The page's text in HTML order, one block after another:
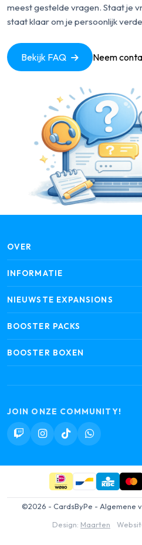
meest gestelde vragen. Staat je
staat klaar om je persoonlijk
Bekijk FAQ Neem
OVER
INFORMATIE
NIEUWSTE EXPANSIONS
BOOSTER PACKS
BOOSTER BOXEN
JOIN ONZE COMMUNITY!
©2026 - CardsByPe - Algemene
Design: Maarten